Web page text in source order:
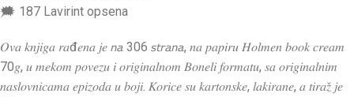
🗯 187 Lavirint opsena
𝑂𝑣𝑎 𝑘𝑛𝑗𝑖𝑔𝑎 𝑟𝑎đ𝑒𝑛𝑎 𝑗𝑒 𝘯𝘢 306 𝘴𝘵𝘳𝘢𝘯𝘢, 𝑛𝑎 𝑝𝑎𝑝𝑖𝑟𝑢 𝐻𝑜𝑙𝑚𝑒𝑛 𝑏𝑜𝑜𝑘 𝑐𝑟𝑒𝑎𝑚
70𝑔, 𝑢 𝑚𝑒𝑘𝑜𝑚 𝑝𝑜𝑣𝑒𝑧𝑢 𝑖 𝑜𝑟𝑖𝑔𝑖𝑛𝑎𝑙𝑛𝑜𝑚 𝐵𝑜𝑛𝑒𝑙𝑖 𝑓𝑜𝑟𝑚𝑎𝑡𝑢, 𝑠𝑎 𝑜𝑟𝑖𝑔𝑖𝑛𝑎𝑙𝑛𝑖𝑚
𝑛𝑎𝑠𝑙𝑜𝑣𝑛𝑖𝑐𝑎𝑚𝑎 𝑒𝑝𝑖𝑧𝑜𝑑𝑎 𝑢 𝑏𝑜𝑗𝑖. 𝐾𝑜𝑟𝑖𝑐𝑒 𝑠𝑢 𝑘𝑎𝑟𝑡𝑜𝑛𝑠𝑘𝑒, 𝑙𝑎𝑘𝑖𝑟𝑎𝑛𝑒, 𝑎 𝑡𝑖𝑟𝑎𝑧̌ 𝑗𝑒